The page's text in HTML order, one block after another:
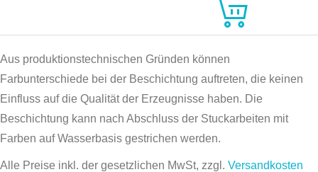
Aus produktionstechnischen Gründen können
Farbunterschiede bei der Beschichtung auftreten, die keinen
Einfluss auf die Qualität der Erzeugnisse haben. Die
Beschichtung kann nach Abschluss der Stuckarbeiten mit
Farben auf Wasserbasis gestrichen werden.
Alle Preise inkl. der gesetzlichen MwSt, zzgl. Versandkosten